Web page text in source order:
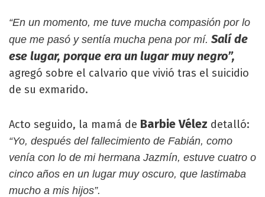
“En un momento, me tuve mucha compasión por lo
que me pasó y sentía mucha pena por mí. Salí de
ese lugar, porque era un lugar muy negro”,
agregó sobre el calvario que vivió tras el suicidio
de su exmarido.
Acto seguido, la mamá de Barbie Vélez detalló:
“Yo, después del fallecimiento de Fabián, como
venía con lo de mi hermana Jazmín, estuve cuatro o
cinco años en un lugar muy oscuro, que lastimaba
mucho a mis hijos”.